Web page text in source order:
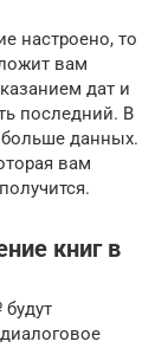
настроено, то
вам
дат и
последний. В
больше данных.
вам
книг в